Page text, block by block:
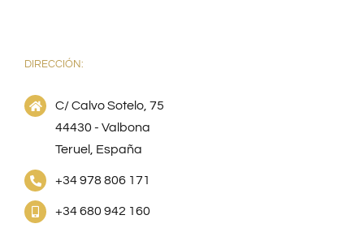
DIRECCIÓN:
C/ Calvo Sotelo, 75
44430 - Valbona
Teruel, España
+34 978 806 171
+34 680 942 160